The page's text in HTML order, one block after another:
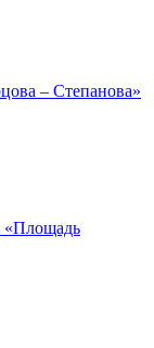
– Степанова»
«Площадь